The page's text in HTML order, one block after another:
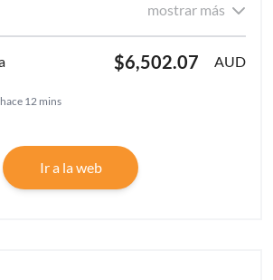
mostrar más
$6,502.07 AUD
hace 12 mins
Ir a la web